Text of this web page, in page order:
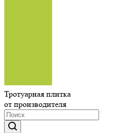
Тротуарная плитка
от производителя